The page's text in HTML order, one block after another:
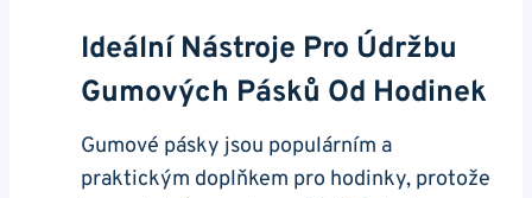
Ideální⁣ Nástroje Pro Údržbu
Gumových Pásků Od Hodinek
Gumové pásky⁣ jsou populárním⁢ a
praktickým doplňkem pro hodinky,⁤ protože